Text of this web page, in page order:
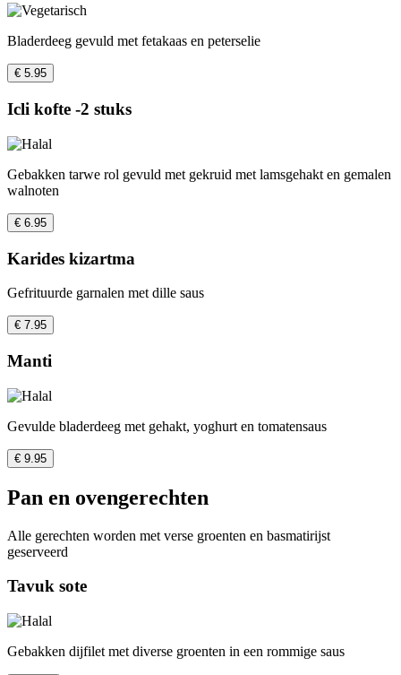
Bladerdeeg gevuld met fetakaas en peterselie
€ 5.95
Icli kofte -2 stuks
Gebakken tarwe rol gevuld met gekruid met lamsgehakt en gemalen
walnoten
€ 6.95
Karides kizartma
Gefrituurde garnalen met dille saus
€ 7.95
Manti
Gevulde bladerdeeg met gehakt, yoghurt en tomatensaus
€ 9.95
Pan en ovengerechten
Alle gerechten worden met verse groenten en basmatirijst
geserveerd
Tavuk sote
Gebakken dijfilet met diverse groenten in een rommige saus